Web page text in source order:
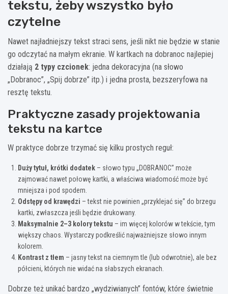
tekstu, żeby wszystko było
czytelne
Nawet najładniejszy tekst straci sens, jeśli nikt nie będzie w stanie
go odczytać na małym ekranie. W kartkach na dobranoc najlepiej
działają 2 typy czcionek: jedna dekoracyjna (na słowo
„Dobranoc”, „Spij dobrze” itp.) i jedna prosta, bezszeryfowa na
resztę tekstu.
Praktyczne zasady projektowania
tekstu na kartce
W praktyce dobrze trzymać się kilku prostych reguł:
Duży tytuł, krótki dodatek – słowo typu „DOBRANOC” może
zajmować nawet połowę kartki, a właściwa wiadomość może być
mniejsza i pod spodem.
Odstępy od krawędzi – tekst nie powinien „przyklejać się” do brzegu
kartki, zwłaszcza jeśli będzie drukowany.
Maksymalnie 2–3 kolory tekstu – im więcej kolorów w tekście, tym
większy chaos. Wystarczy podkreślić najważniejsze słowo innym
kolorem.
Kontrast z tłem – jasny tekst na ciemnym tle (lub odwrotnie), ale bez
półcieni, których nie widać na słabszych ekranach.
Dobrze też unikać bardzo „wydziwianych” fontów, które świetnie